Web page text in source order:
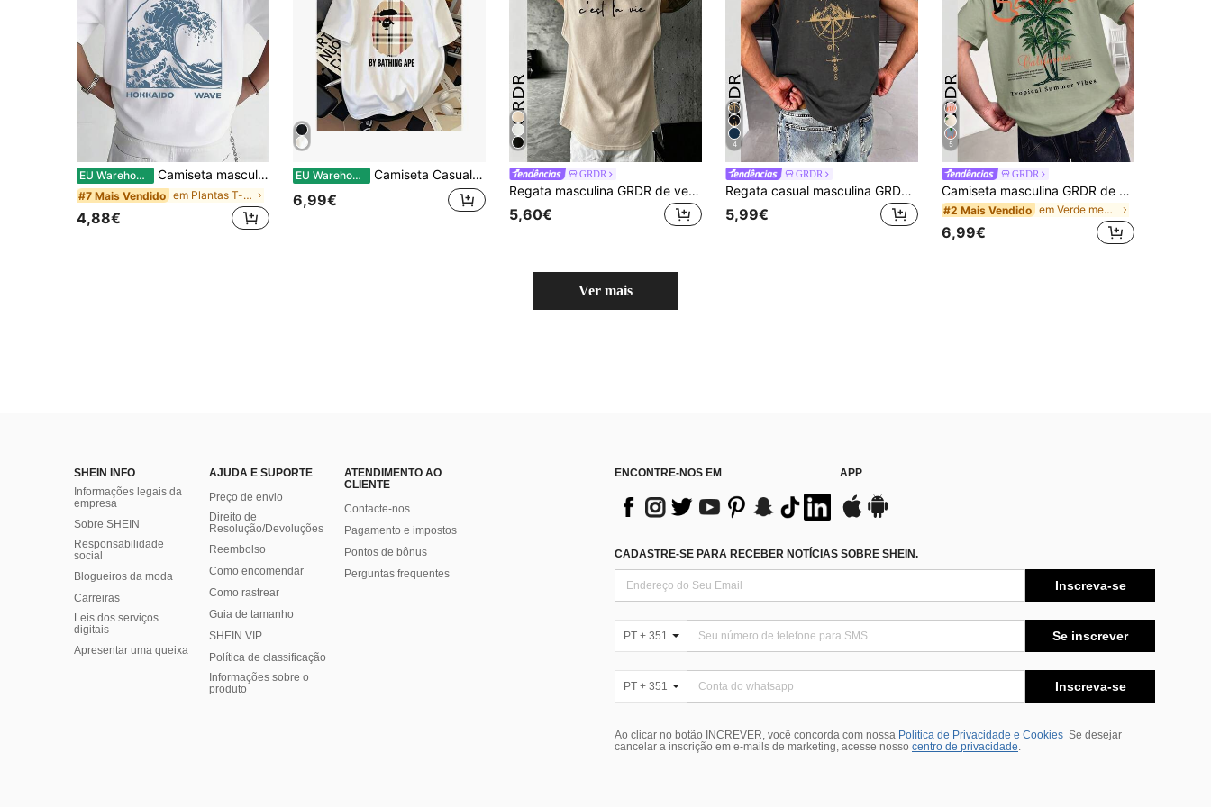
EU Warehouse Camiseta masculina de algodão, 100%, modelagem solta, manga curta e gola redonda. Macia e respirável, com estampas como "Hokkaido Big Wave" e "HOKKAIDO WAVE".
#7 Mais Vendido em Plantas T-shirts masculinas
4,88€
EU Warehouse Camiseta Casual de Verão Masculina - Camiseta com Estampa de Cabeça de Macaco - Estilo Americano Simples - Camiseta de Algodão Casual com Gola Redonda
6,99€
GRDR
Regata masculina GRDR de verão, casual, moderna, minimalista, estampada, modelagem solta, gola redonda e sem mangas | Colete versátil
5,60€
4
GRDR
Regata casual masculina GRDR com estampa de bússola e pico de montanha para o verão
5,99€
5
GRDR
Camiseta masculina GRDR de manga curta, estampada e moderna | Design requintado | Essencial para o verão | Fácil de combinar | Mostre seu estilo
#2 Mais Vendido em Verde menta T-shirts masculinas
6,99€
Ver mais
SHEIN INFO
Informações legais da
empresa
Sobre SHEIN
Responsabilidade
social
Blogueiros da moda
Carreiras
Leis dos serviços
digitais
Apresentar uma queixa
AJUDA E SUPORTE
Preço de envio
Direito de
Resolução/Devoluções
Reembolso
Como encomendar
Como rastrear
Guia de tamanho
SHEIN VIP
Política de classificação
​Informações sobre o
produto
ATENDIMENTO AO
CLIENTE
Contacte-nos
Pagamento e impostos
Pontos de bônus
Perguntas frequentes
ENCONTRE-NOS EM APP
CADASTRE-SE PARA RECEBER NOTÍCIAS SOBRE SHEIN.
Inscreva-se
PT + 351 Se inscrever
PT + 351 Inscreva-se
Ao clicar no botão INCREVER, você concorda com nossa Política de Privacidade e Cookies Se desejar
cancelar a inscrição em e-mails de marketing, acesse nosso centro de privacidade.